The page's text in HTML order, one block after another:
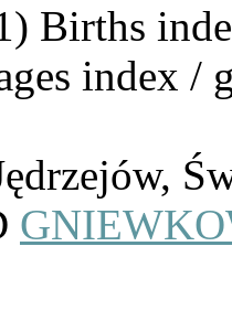
Births
index /